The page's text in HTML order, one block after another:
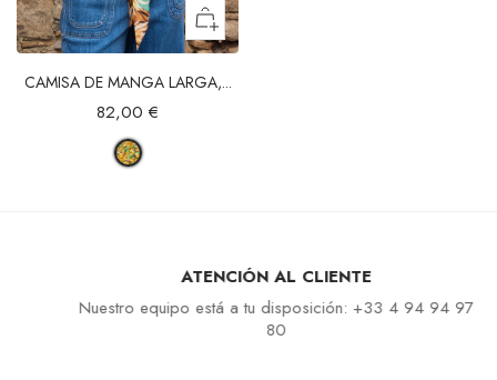
CAMISA DE MANGA LARGA,...
82,00 €
ATENCIÓN AL CLIENTE
Nuestro equipo está a tu disposición: +33 4 94 94 97